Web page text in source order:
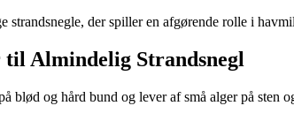
strandsnegle, der spiller en afgørende rolle i
Almindelig Strandsnegl
og hård bund og lever af små alger på sten